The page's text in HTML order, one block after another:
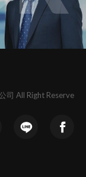
司 All Right Reserve